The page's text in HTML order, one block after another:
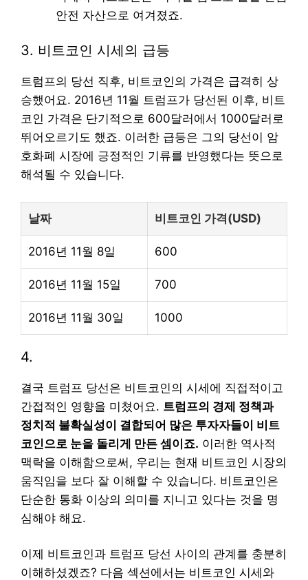
안전 자산으로 여겨졌죠.
3. 비트코인 시세의 급등
트럼프의 당선 직후, 비트코인의 가격은 급격히 상
승했어요. 2016년 11월 트럼프가 당선된 이후, 비트
코인 가격은 단기적으로 600달러에서 1000달러로
뛰어오르기도 했죠. 이러한 급등은 그의 당선이 암
호화폐 시장에 긍정적인 기류를 반영했다는 뜻으로
해석될 수 있습니다.
날짜 비트코인 가격(USD)
2016년 11월 8일 600
2016년 11월 15일 700
2016년 11월 30일 1000
4.
결국 트럼프 당선은 비트코인의 시세에 직접적이고
간접적인 영향을 미쳤어요. 트럼프의 경제 정책과
정치적 불확실성이 결합되어 많은 투자자들이 비트
코인으로 눈을 돌리게 만든 셈이죠. 이러한 역사적
맥락을 이해함으로써, 우리는 현재 비트코인 시장의
움직임을 보다 잘 이해할 수 있습니다. 비트코인은
단순한 통화 이상의 의미를 지니고 있다는 것을 명
심해야 해요.
이제 비트코인과 트럼프 당선 사이의 관계를 충분히
이해하셨겠죠? 다음 섹션에서는 비트코인 시세와